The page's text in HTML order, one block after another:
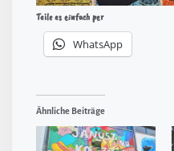
Teile es einfach per
WhatsApp
Ähnliche Beiträge